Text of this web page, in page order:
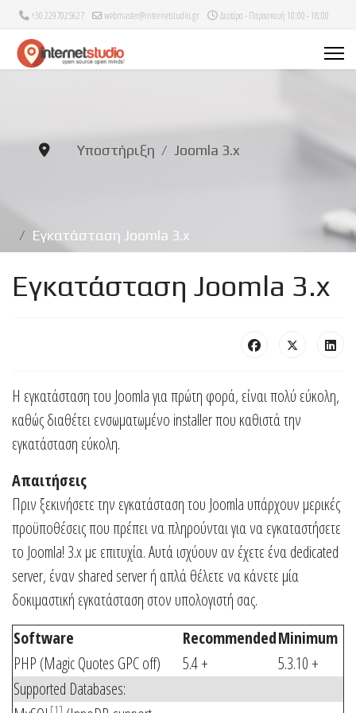
+30 2297025627 webmaster@internetstudio.gr Δευτέρα - Παρασκευή 10:00 - 18:00
Υποστήριξη Joomla 3.x
Εγκατάσταση Joomla 3.x
Εγκατάσταση Joomla 3.x
Η εγκατάσταση του Joomla για πρώτη φορά, είναι πολύ εύκολη,
καθώς διαθέτει ενσωματωμένο installer που καθιστά την
εγκατάσταση εύκολη.
Απαιτήσεις
Πριν ξεκινήσετε την εγκατάσταση του Joomla υπάρχουν μερικές
προϋποθέσεις που πρέπει να πληρούνται για να εγκαταστήσετε
το Joomla! 3.x με επιτυχία. Αυτά ισχύουν αν έχετε ένα dedicated
server, έναν shared server ή απλά θέλετε να κάνετε μία
δοκιμαστική εγκατάσταση στον υπολογιστή σας.
Software
RecommendedMinimum
PHP (Magic Quotes GPC off)
5.4 +
5.3.10 +
Supported Databases:
[1]